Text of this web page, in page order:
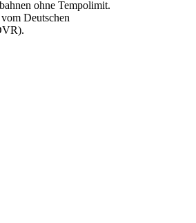
ohne Tempolimit.
Deutschen